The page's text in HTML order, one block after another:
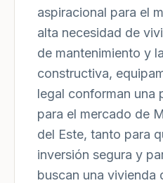
aspiracional para el
alta necesidad de
de mantenimiento y
constructiva,
legal conforman una
para el mercado de
del Este, tanto para
inversión segura y
buscan una vivienda